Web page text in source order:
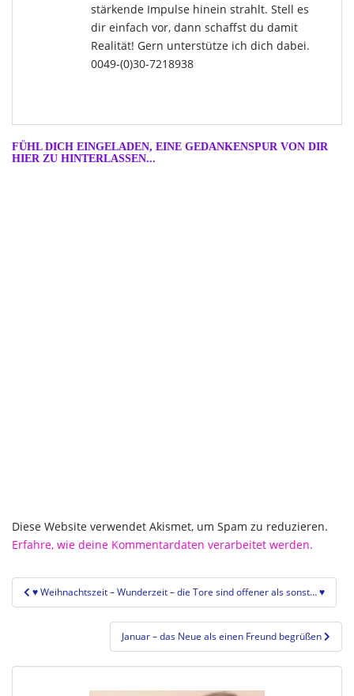
stärkende Impulse hinein strahlt. Stell es
dir einfach vor, dann schaffst du damit
Realität! Gern unterstütze ich dich dabei.
0049-(0)30-7218938
FÜHL DICH EINGELADEN, EINE GEDANKENSPUR VON DIR
HIER ZU HINTERLASSEN...
Diese Website verwendet Akismet, um Spam zu reduzieren.
Erfahre, wie deine Kommentardaten verarbeitet werden.
Beitragsnavigation
♥ Weihnachtszeit – Wunderzeit – die Tore sind offener als sonst… ♥
Januar – das Neue als einen Freund begrüßen